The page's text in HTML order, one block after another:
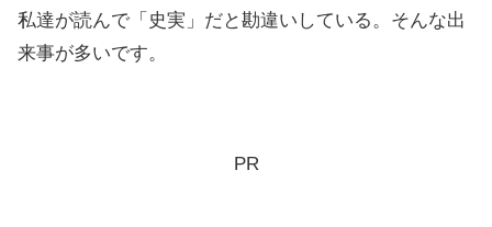
私達が読んで「史実」だと勘違いしている。そんな出
来事が多いです。
PR